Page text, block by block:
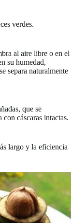
verdes.
al aire libre o en el
su humedad,
separa naturalmente
que se
cáscaras intactas.
largo y la eficiencia